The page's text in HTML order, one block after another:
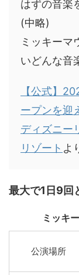
はずの音楽
(中略)
ミッキーマ
いどんな音
【公式】
ープンを迎
ディズニー
リゾート よ
最大で1日9回
ミッキ
公演場所